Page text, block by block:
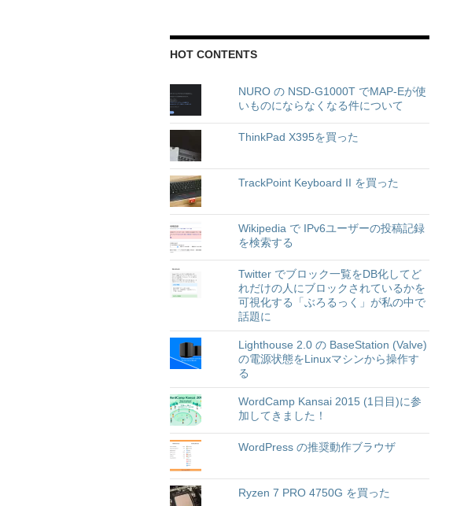
HOT CONTENTS
NURO の NSD-G1000T でMAP-Eが使
いものにならなくなる件について
ThinkPad X395を買った
TrackPoint Keyboard II を買った
Wikipedia で IPv6ユーザーの投稿記録
を検索する
Twitter でブロック一覧をDB化してど
れだけの人にブロックされているかを
可視化する「ぶろるっく」が私の中で
話題に
Lighthouse 2.0 の BaseStation (Valve)
の電源状態をLinuxマシンから操作す
る
WordCamp Kansai 2015 (1日目)に参
加してきました！
WordPress の推奨動作ブラウザ
Ryzen 7 PRO 4750G を買った